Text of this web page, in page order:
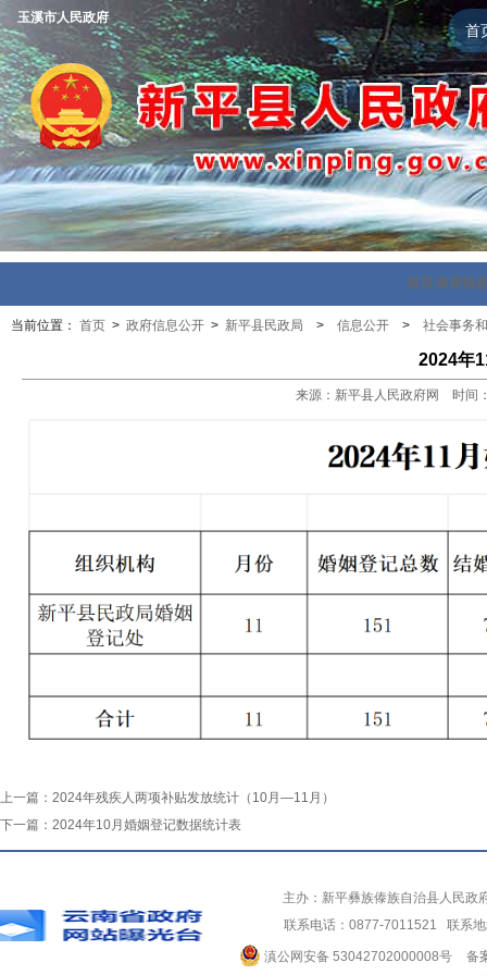
首
玉溪市人民政府
首页 政府信
当前位置： 首页 > 政府信息公开 > 新平县民政局 > 信息公开 > 社会事务
2024年
来源：新平县人民政府网 时间
上一篇： 2024年残疾人两项补贴发放统计（10月—11月）
下一篇： 2024年10月婚姻登记数据统计表
主办：新平彝族傣族自治县人民
联系电话：0877-7011521 联系
滇公网安备 53042702000008号 备